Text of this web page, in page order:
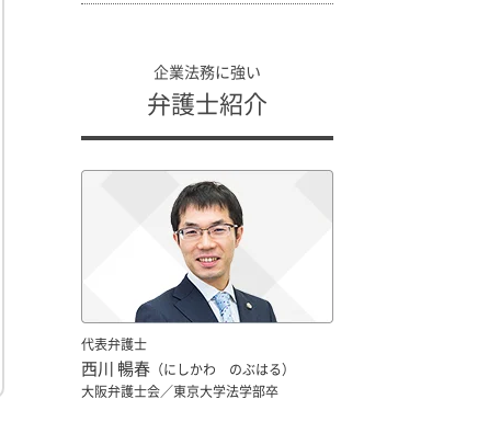
企業法務に強い
弁護士紹介
代表弁護士
西川 暢春 （にしかわ のぶはる）
大阪弁護士会／東京大学法学部卒